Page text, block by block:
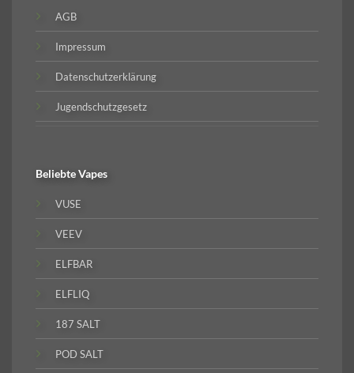
AGB
Impressum
Datenschutzerklärung
Jugendschutzgesetz
BeliebteVapes
VUSE
VEEV
ELFBAR
ELFLIQ
187 SALT
POD SALT